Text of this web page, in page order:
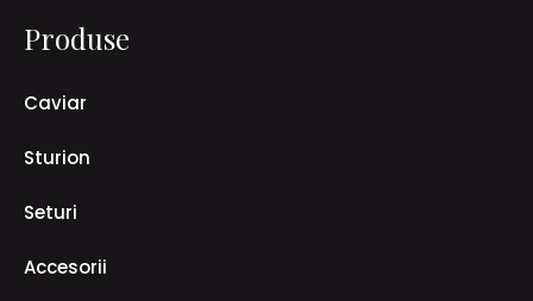
Produse
Caviar
Sturion
Seturi
Accesorii